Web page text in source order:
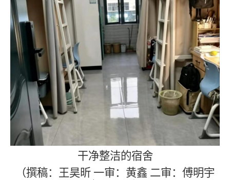
干净整洁的宿舍
（撰稿：王昊昕 一审：黄鑫 二审：傅明宇